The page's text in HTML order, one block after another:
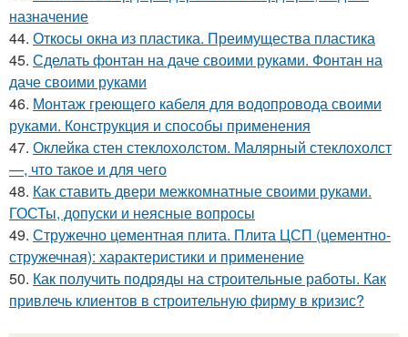
назначение
44. Откосы окна из пластика. Преимущества пластика
45. Сделать фонтан на даче своими руками. Фонтан на
даче своими руками
46. Монтаж греющего кабеля для водопровода своими
руками. Конструкция и способы применения
47. Оклейка стен стеклохолстом. Малярный стеклохолст
—, что такое и для чего
48. Как ставить двери межкомнатные своими руками.
ГОСТы, допуски и неясные вопросы
49. Стружечно цементная плита. Плита ЦСП (цементно-
стружечная): характеристики и применение
50. Как получить подряды на строительные работы. Как
привлечь клиентов в строительную фирму в кризис?